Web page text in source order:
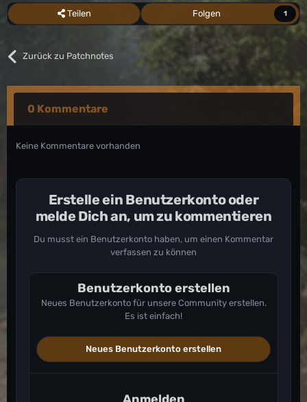
Teilen Folgen 1
Zurück zu Patchnotes
0 Kommentare
Keine Kommentare vorhanden
Erstelle ein Benutzerkonto oder
melde Dich an, um zu kommentieren
Du musst ein Benutzerkonto haben, um einen Kommentar
verfassen zu können
Benutzerkonto erstellen
Neues Benutzerkonto für unsere Community erstellen.
Es ist einfach!
Neues Benutzerkonto erstellen